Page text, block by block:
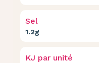
Sel
1.2g
KJ par unité